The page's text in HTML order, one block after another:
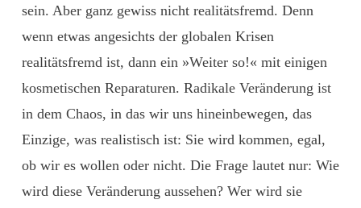
sein. Aber ganz gewiss nicht realitätsfremd. Denn
wenn etwas angesichts der globalen Krisen
realitätsfremd ist, dann ein »Weiter so!« mit einigen
kosmetischen Reparaturen. Radikale Veränderung ist
in dem Chaos, in das wir uns hineinbewegen, das
Einzige, was realistisch ist: Sie wird kommen, egal,
ob wir es wollen oder nicht. Die Frage lautet nur: Wie
wird diese Veränderung aus­sehen? Wer wird sie